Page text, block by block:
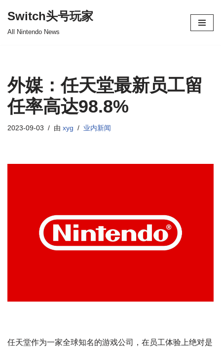
Switch头号玩家
All Nintendo News
外媒：任天堂最新员工留
任率高达98.8%
2023-09-03 由 xyg 业内新闻
任天堂作为一家全球知名的游戏公司，在员工体验上绝对是